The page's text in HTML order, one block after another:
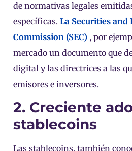
de normativas legales
específicas. La Securities and
Commission (SEC) , por
mercado un documento que
digital y las directrices a las
emisores e inversores.
2. Creciente
stablecoins
Las stablecoins, también